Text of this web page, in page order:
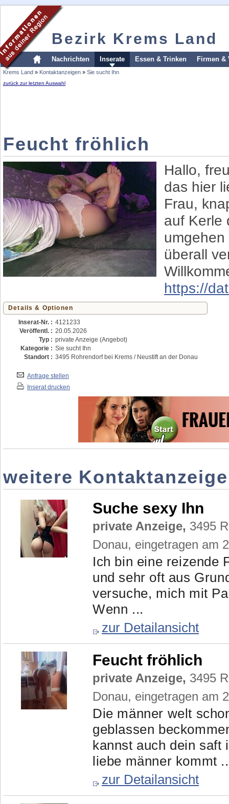
Bezirk Krems Land
Nachrichten Inserate Essen & Trinken Firmen &
Krems Land » Kontaktanzeigen » Sie sucht Ihn
zurück zur letzten Auswahl
Feucht fröhlich
Hallo,
das hier
Frau,
auf Kerle
überall
https://
Details & Optionen
Inserat-Nr. : 4121233
Veröffentl. : 20.05.2026
Typ : private Anzeige (Angebot)
Kategorie : Sie sucht Ihn
Standort : 3495 Rohrendorf bei Krems / Neustift an der Donau
Anfrage stellen
Inserat drucken
weitere
Suche sexy Ihn
private Anzeige, 3495
Donau, eingetragen am
Ich bin eine reizende
und sehr oft aus
versuche, mich mit
Wenn ...
zur Detailansicht
Feucht fröhlich
private Anzeige, 3495
Donau, eingetragen am
Die männer welt
geblassen
kannst auch dein saft
liebe männer kommt
zur Detailansicht